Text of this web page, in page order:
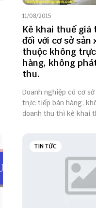
11/08/2015
Kê khai thuế giá
đối với cơ sở sản
thuộc không
hàng, không
thu.
Doanh nghiệp có cơ
trực tiếp bán hàng,
doanh thu thì kê khai
TIN TỨC